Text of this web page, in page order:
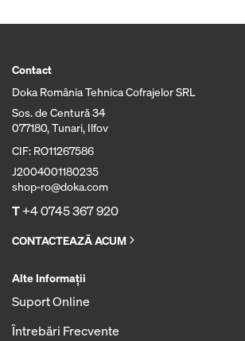
Contact
Doka România Tehnica Cofrajelor SRL
Sos. de Centură 34
077180, Tunari, Ilfov
CIF: RO11267586
J2004001180235
shop-ro@doka.com
T+4 0745 367 920
CONTACTEAZĂ ACUM
Alte Informaţii
Suport Online
Întrebări Frecvente